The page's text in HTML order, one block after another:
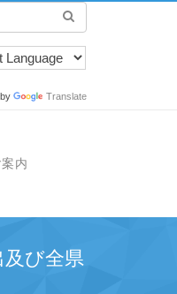
Translate
内
及び全県